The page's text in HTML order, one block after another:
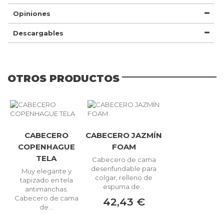
Opiniones
Descargables
OTROS PRODUCTOS
CABECERO
COPENHAGUE
TELA
Muy elegante y
tapizado en tela
antimanchas.
Cabecero de cama
de...
CABECERO JAZMÍN
FOAM
Cabecero de cama
desenfundable para
colgar, relleno de
espuma de...
42,43 €